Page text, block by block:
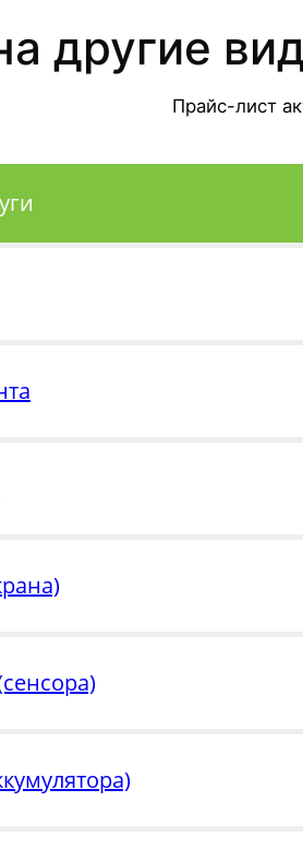
другие
Прайс-лист